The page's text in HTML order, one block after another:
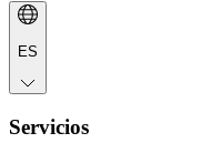
ES
Servicios